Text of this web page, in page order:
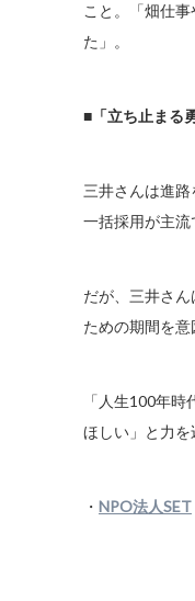
こと。「畑仕
た」。
■「立ち止まる
三井さんは進
一括採用が主
だが、三井さ
ための期間を意
「人生100年
ほしい」と力を
・ NPO法人SET